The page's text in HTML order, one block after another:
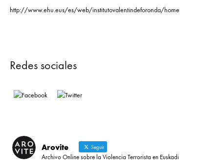
http://www.ehu.eus/es/web/institutovalentindeforonda/home
Redes sociales
Arovite Seguir
Archivo Online sobre la Violencia Terrorista en Euskadi